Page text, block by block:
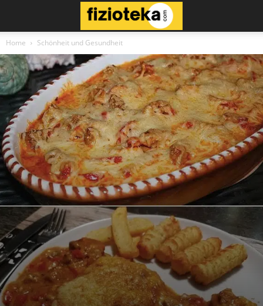
Home Schönheit und Gesundheit